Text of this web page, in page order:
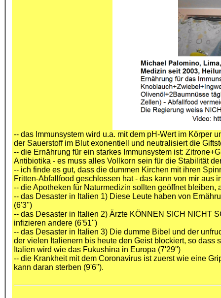
-- das Immunsystem wird u.a. mit dem pH-Wert im Körper
der Sauerstoff im Blut exonentiell und neutralisiert die
-- die Ernährung für ein starkes Immunsystem ist:
Antibiotika - es muss alles Vollkorn sein für die Stabilität
-- ich finde es gut, dass die dummen Kirchen mit ihren
Fritten-Abfallfood geschlossen hat - das kann von mir aus
-- die Apotheken für Naturmedizin sollten geöffnet
-- das Desaster in Italien 1) Diese Leute haben von
(6'3'')
-- das Desaster in Italien 2) Ärzte KÖNNEN SICH NICHT
infizieren andere (6'51'')
-- das Desaster in Italien 3) Die dumme Bibel und der
der vielen Italienern bis heute den Geist blockiert, so
Italien wird wie das Fukushina in Europa (7'29'')
-- die Krankheit mit dem Coronavirus ist zuerst wie eine
kann daran sterben (9'6'').